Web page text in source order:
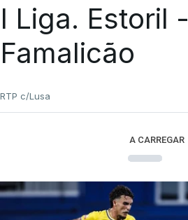
I Liga. Estoril -
Famalicão
RTP c/Lusa
A CARREGAR